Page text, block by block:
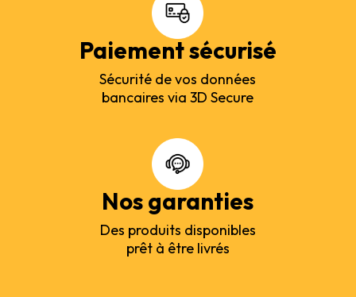
Paiement sécurisé
Sécurité de vos données
bancaires via 3D Secure
Nos garanties
Des produits disponibles
prêt à être livrés